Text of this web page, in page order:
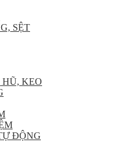
SỆT
KEO
ĐỘNG